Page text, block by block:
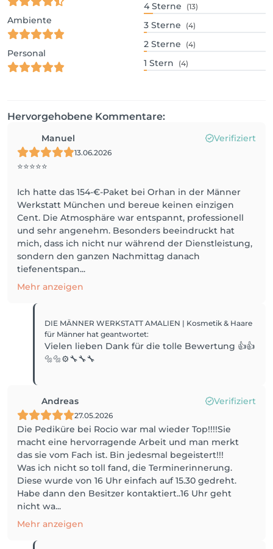
Ambiente
Personal
4 Sterne (13)
3 Sterne (4)
2 Sterne (4)
1 Stern (4)
Hervorgehobene Kommentare:
Manuel Verifiziert
13.06.2026
⭐⭐⭐⭐⭐
Ich hatte das 154-€-Paket bei Orhan in der Männer
Werkstatt München und bereue keinen einzigen
Cent. Die Atmosphäre war entspannt, professionell
und sehr angenehm. Besonders beeindruckt hat
mich, dass ich nicht nur während der Dienstleistung,
sondern den ganzen Nachmittag danach
tiefenentspan...
Mehr anzeigen
DIE MÄNNER WERKSTATT AMALIEN | Kosmetik & Haare
für Männer hat geantwortet:
Vielen lieben Dank für die tolle Bewertung 👍👍
🔩🔩⚙️🔧🔧🔧
Andreas Verifiziert
27.05.2026
Die Pediküre bei Rocio war mal wieder Top!!!!Sie
macht eine hervorragende Arbeit und man merkt
das sie vom Fach ist. Bin jedesmal begeistert!!!
Was ich nicht so toll fand, die Terminerinnerung.
Diese wurde von 16 Uhr einfach auf 15.30 gedreht.
Habe dann den Besitzer kontaktiert..16 Uhr geht
nicht wa...
Mehr anzeigen